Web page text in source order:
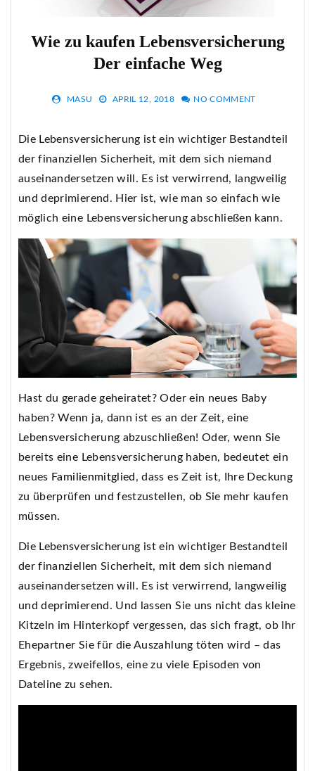
Wie zu kaufen Lebensversicherung
Der einfache Weg
MASU APRIL 12, 2018 NO COMMENT
Die Lebensversicherung ist ein wichtiger Bestandteil
der finanziellen Sicherheit, mit dem sich niemand
auseinandersetzen will. Es ist verwirrend, langweilig
und deprimierend. Hier ist, wie man so einfach wie
möglich eine Lebensversicherung abschließen kann.
Hast du gerade geheiratet? Oder ein neues Baby
haben? Wenn ja, dann ist es an der Zeit, eine
Lebensversicherung abzuschließen! Oder, wenn Sie
bereits eine Lebensversicherung haben, bedeutet ein
neues Familienmitglied , dass es Zeit ist, Ihre Deckung
zu überprüfen und festzustellen, ob Sie mehr kaufen
müssen.
Die Lebensversicherung ist ein wichtiger Bestandteil
der finanziellen Sicherheit, mit dem sich niemand
auseinandersetzen will. Es ist verwirrend, langweilig
und deprimierend. Und lassen Sie uns nicht das kleine
Kitzeln im Hinterkopf vergessen, das sich fragt, ob Ihr
Ehepartner Sie für die Auszahlung töten wird – das
Ergebnis, zweifellos, eine zu viele Episoden von
Dateline zu sehen.